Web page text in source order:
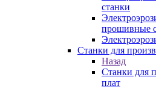
станки
прошивные
Станки для
Назад
Станки для
плат